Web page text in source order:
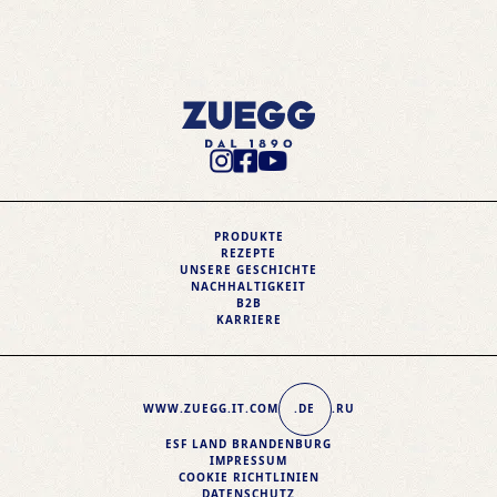
Instagram Profile
Facebook Profile
Youtube Profile
PRODUKTE
REZEPTE
UNSERE GESCHICHTE
NACHHALTIGKEIT
B2B
KARRIERE
WWW.ZUEGG.IT.COM .DE .RU
ESF LAND BRANDENBURG
IMPRESSUM
COOKIE RICHTLINIEN
DATENSCHUTZ